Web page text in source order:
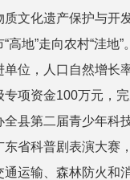
文化遗产保护与开
高地”走向农村“洼地
位，人口自然增长
专项资金100万元，
全县第二届青少年科
省科普剧表演大赛
运输、森林防火和